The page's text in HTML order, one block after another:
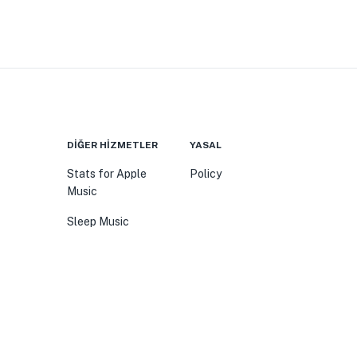
DIĞER HIZMETLER
Stats for Apple
Music
Sleep Music
YASAL
Policy